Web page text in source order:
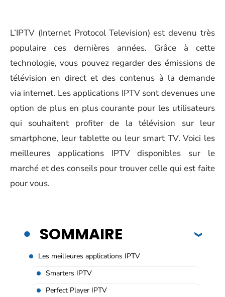
L’IPTV (Internet Protocol Television) est devenu très
populaire ces dernières années. Grâce à cette
technologie, vous pouvez regarder des émissions de
télévision en direct et des contenus à la demande
via internet. Les applications IPTV sont devenues une
option de plus en plus courante pour les utilisateurs
qui souhaitent profiter de la télévision sur leur
smartphone, leur tablette ou leur smart TV. Voici les
meilleures applications IPTV disponibles sur le
marché et des conseils pour trouver celle qui est faite
pour vous.
SOMMAIRE
Les meilleures applications IPTV
Smarters IPTV
Perfect Player IPTV